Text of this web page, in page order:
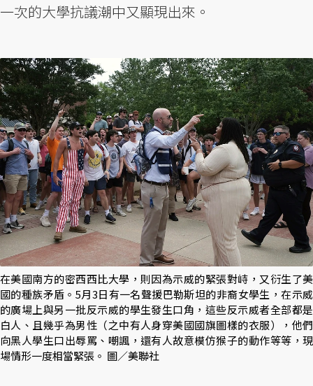
一次的大學抗議潮中又顯現出來。
在美國南方的密西西比大學，則因為示威的緊張對峙，又衍生了美
國的種族矛盾。5月3日有一名聲援巴勒斯坦的非裔女學生，在示威
的廣場上與另一批反示威的學生發生口角，這些反示威者全部都是
白人、且幾乎為男性（之中有人身穿美國國旗圖樣的衣服），他們
向黑人學生口出辱罵、嘲諷，還有人故意模仿猴子的動作等等，現
場情形一度相當緊張。 圖／美聯社